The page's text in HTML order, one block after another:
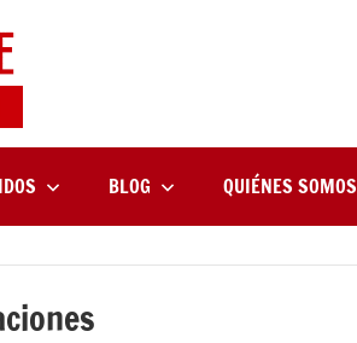
Magazine
música
internacional
BLOG QUIÉNES SOMOS